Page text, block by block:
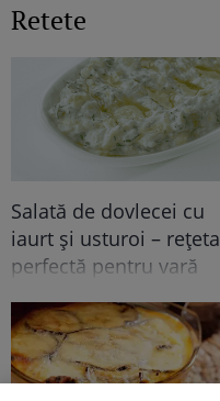
Retete
Salată de dovlecei cu
iaurt și usturoi – rețeta
perfectă pentru vară